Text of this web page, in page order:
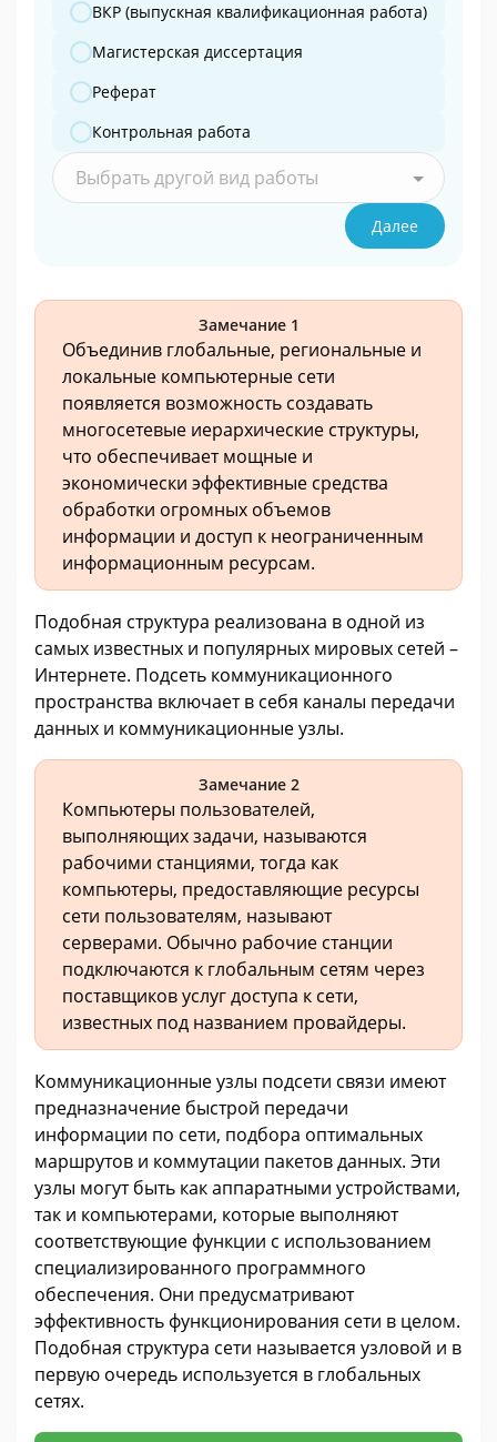
ВКР (выпускная квалификационная работа)
Магистерская диссертация
Реферат
Контрольная работа
Выбрать другой вид работы
Далее
Замечание 1
Объединив глобальные, региональные и
локальные компьютерные сети
появляется возможность создавать
многосетевые иерархические структуры,
что обеспечивает мощные и
экономически эффективные средства
обработки огромных объемов
информации и доступ к неограниченным
информационным ресурсам.
Подобная структура реализована в одной из
самых известных и популярных мировых сетей –
Интернете. Подсеть коммуникационного
пространства включает в себя каналы передачи
данных и коммуникационные узлы.
Замечание 2
Компьютеры пользователей,
выполняющих задачи, называются
рабочими станциями, тогда как
компьютеры, предоставляющие ресурсы
сети пользователям, называют
серверами. Обычно рабочие станции
подключаются к глобальным сетям через
поставщиков услуг доступа к сети,
известных под названием провайдеры.
Коммуникационные узлы подсети связи имеют
предназначение быстрой передачи
информации по сети, подбора оптимальных
маршрутов и коммутации пакетов данных. Эти
узлы могут быть как аппаратными устройствами,
так и компьютерами, которые выполняют
соответствующие функции с использованием
специализированного программного
обеспечения. Они предусматривают
эффективность функционирования сети в целом.
Подобная структура сети называется узловой и в
первую очередь используется в глобальных
сетях.